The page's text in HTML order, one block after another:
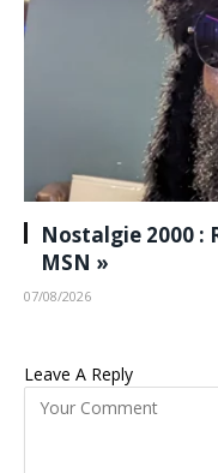
Nostalgie 2000 :
MSN »
07/08/2026
Leave A Reply